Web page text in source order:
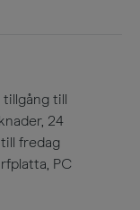
till
24
fredag
PC